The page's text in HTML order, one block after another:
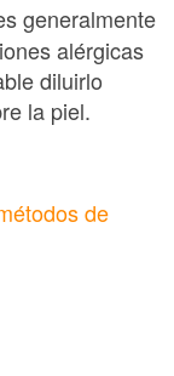
generalmente
alérgicas
diluirlo
la piel.
de